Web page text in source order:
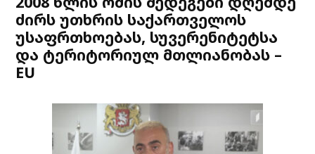
ძირს უთხრის საქართველოს
უსაფრთხოებას, სუვერენიტეტსა
და ტერიტორიულ მთლიანობას –
EU